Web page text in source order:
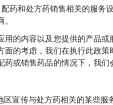
药和处方药销售相关的服务
用的内容以及您提供的产品
面的考虑，我们在执行此政
或销售药品的情况下，我们
宣传与处方药相关的某些